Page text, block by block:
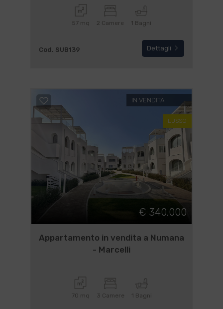
57 mq 2 Camere 1 Bagni
Cod. SUB139 Dettagli
IN VENDITA
LUSSO
€ 340.000
Appartamento in vendita a Numana
- Marcelli
70 mq 3 Camere 1 Bagni